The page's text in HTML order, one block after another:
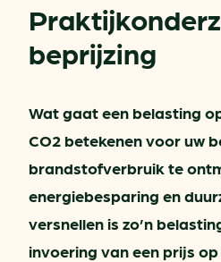
beprijzing
Wat gaat een belasting
CO2 betekenen voor uw
brandstofverbruik te
energiebesparing en
versnellen is zo’n
invoering van een prijs